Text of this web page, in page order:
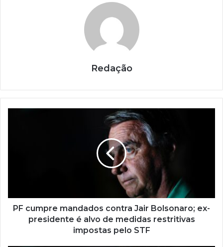
Redação
PF cumpre mandados contra Jair Bolsonaro; ex-
presidente é alvo de medidas restritivas
impostas pelo STF